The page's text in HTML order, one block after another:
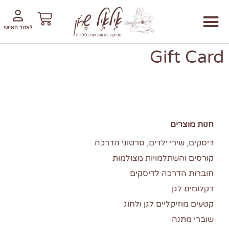
לאזור האישי
Gift Card
חנות מוצרים
דיסקים, שירי ילדים, סרטוני הדרכה
קורסים והשתלמויות מצולמות
חוברות הדרכה לדיסקים
דקלומים לגן
קטעים מוזיקליים לגן ולחוג
שוברי מתנה